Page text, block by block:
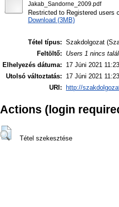
Jakab_Sandorne_2009.pdf
Restricted to Registered users
Download (3MB)
Tétel típus: Szakdolgozat
Feltöltő:
Users 1 nincs
Elhelyezés dátuma:
17 Júni 2021 11:23
Utolsó változtatás:
17 Júni 2021 11:23
URI:
http://
Actions (login
Tétel szekesztése